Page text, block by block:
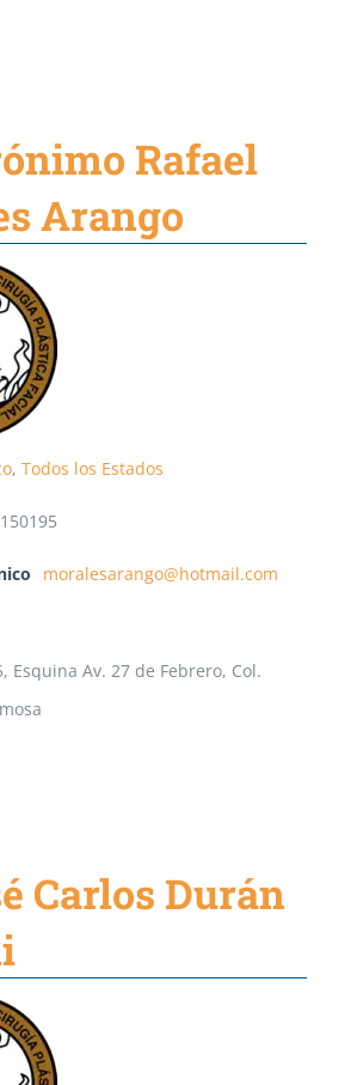
Rafael
Arango
, Todos los Estados
moralesarango@hotmail.com
Esquina Av. 27 de Febrero, Col.
Carlos Durán